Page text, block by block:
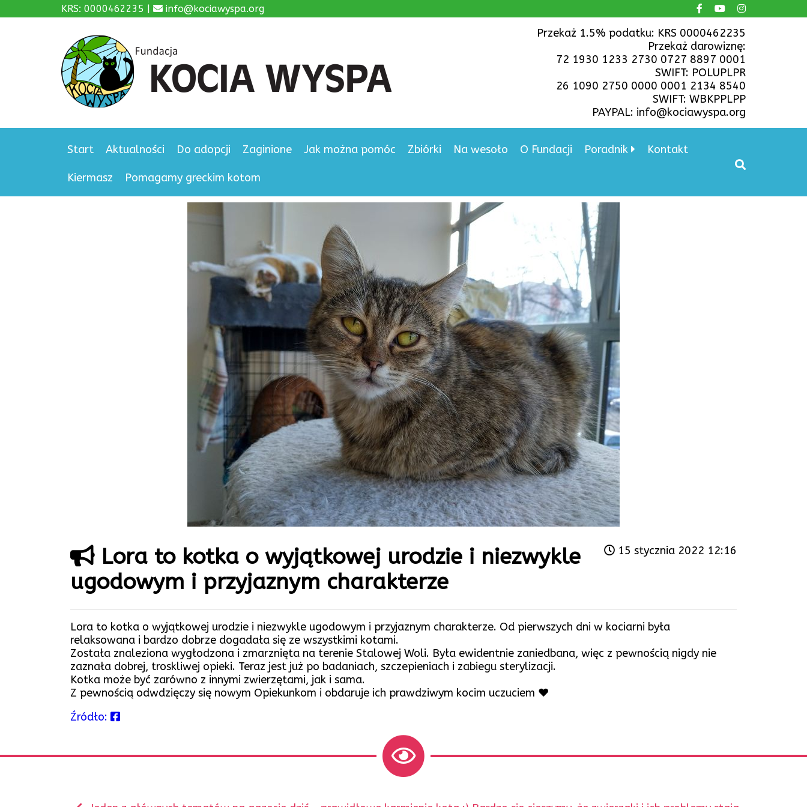
KRS: 0000462235 | info@kociawyspa.org
Przekaż 1.5% podatku: KRS 0000462235
Przekaż darowiznę:
72 1930 1233 2730 0727 8897 0001
SWIFT: POLUPLPR
26 1090 2750 0000 0001 2134 8540
SWIFT: WBKPPLPP
PAYPAL: info@kociawyspa.org
Start Aktualności Do adopcji Zaginione Jak można pomóc Zbiórki Na wesoło O Fundacji Poradnik Kontakt
Kiermasz Pomagamy greckim kotom
15 stycznia 2022 12:16
Lora to kotka o wyjątkowej urodzie i niezwykle
ugodowym i przyjaznym charakterze
Lora to kotka o wyjątkowej urodzie i niezwykle ugodowym i przyjaznym charakterze. Od pierwszych dni w kociarni była
relaksowana i bardzo dobrze dogadała się ze wszystkimi kotami.
Została znaleziona wygłodzona i zmarznięta na terenie Stalowej Woli. Była ewidentnie zaniedbana, więc z pewnością nigdy nie
zaznała dobrej, troskliwej opieki. Teraz jest już po badaniach, szczepieniach i zabiegu sterylizacji.
Kotka może być zarówno z innymi zwierzętami, jak i sama.
Z pewnością odwdzięczy się nowym Opiekunkom i obdaruje ich prawdziwym kocim uczuciem ❤️
Źródło:
Zobacz